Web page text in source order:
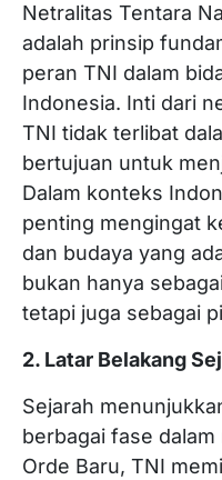
Netralitas Tentara
adalah prinsip
peran TNI dalam
Indonesia. Inti dari
TNI tidak terlibat
bertujuan untuk
Dalam konteks
penting mengingat
dan budaya yang
bukan hanya
tetapi juga sebagai
2. Latar Belakang
Sejarah
berbagai fase
Orde Baru, TNI